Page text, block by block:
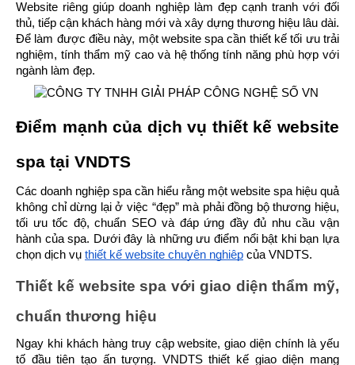
Website riêng giúp doanh nghiệp làm đẹp cạnh tranh với đối
thủ, tiếp cận khách hàng mới và xây dựng thương hiệu lâu dài.
Để làm được điều này, một website spa cần thiết kế tối ưu trải
nghiệm, tính thẩm mỹ cao và hệ thống tính năng phù hợp với
ngành làm đẹp.
Điểm mạnh của dịch vụ thiết kế website
spa tại VNDTS
Các doanh nghiệp spa cần hiểu rằng một website spa hiệu quả
không chỉ dừng lại ở việc “đẹp” mà phải đồng bộ thương hiệu,
tối ưu tốc độ, chuẩn SEO và đáp ứng đầy đủ nhu cầu vận
hành của spa. Dưới đây là những ưu điểm nổi bật khi bạn lựa
chọn dịch vụ thiết kế website chuyên nghiệp của VNDTS.
Thiết kế website spa với giao diện thẩm mỹ,
chuẩn thương hiệu
Ngay khi khách hàng truy cập website, giao diện chính là yếu
tố đầu tiên tạo ấn tượng. VNDTS thiết kế giao diện mang